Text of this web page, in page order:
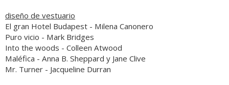
diseño de vestuario
El gran Hotel Budapest - Milena Canonero
Puro vicio - Mark Bridges
Into the woods - Colleen Atwood
Maléfica - Anna B. Sheppard y Jane Clive
Mr. Turner - Jacqueline Durran